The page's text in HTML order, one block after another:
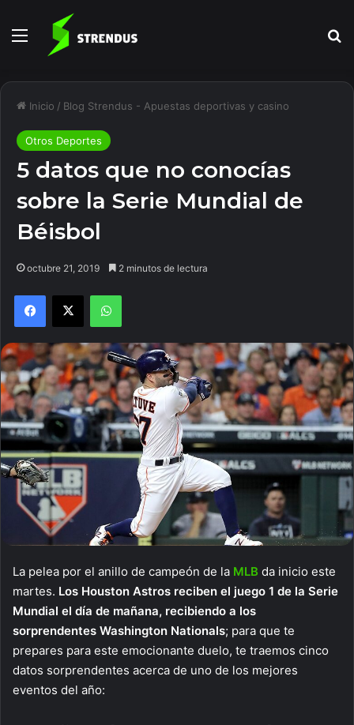
Menú
Inicio / Blog Strendus - Apuestas deportivas y casino
Otros Deportes
5 datos que no conocías
sobre la Serie Mundial de
Béisbol
octubre 21, 2019 2 minutos de lectura
Facebook
X WhatsApp
La pelea por el anillo de campeón de la MLB da inicio este
martes. Los Houston Astros reciben el juego 1 de la Serie
Mundial el día de mañana, recibiendo a los
sorprendentes Washington Nationals; para que te
prepares para este emocionante duelo, te traemos cinco
datos sorprendentes acerca de uno de los mejores
eventos del año: